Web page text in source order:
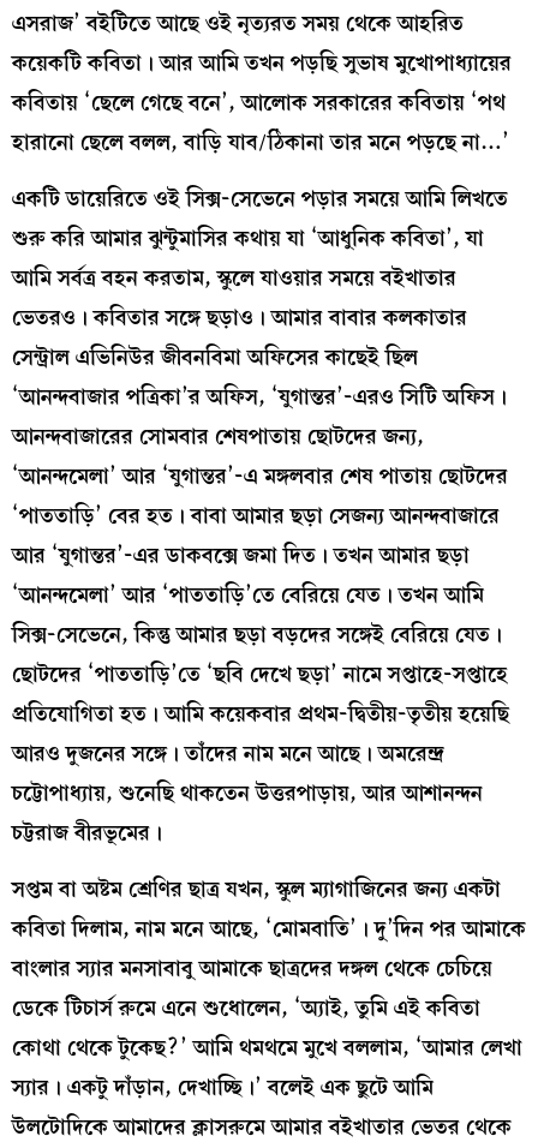
এসরাজ’ বইটিতে আছে ওই নৃত‍্যরত সময় থেকে আহরিত
কয়েকটি কবিতা। আর আমি তখন পড়ছি সুভাষ মুখোপাধ‍্যায়ের
কবিতায় ‘ছেলে গেছে বনে’, আলোক সরকারের কবিতায় ‘পথ
হারানো ছেলে বলল, বাড়ি যাব/ঠিকানা তার মনে পড়ছে না…’
একটি ডায়েরিতে ওই সিক্স-সেভেনে পড়ার সময়ে আমি লিখতে
শুরু করি আমার ঝুন্টুমাসির কথায় যা ‘আধুনিক কবিতা’, যা
আমি সর্বত্র বহন করতাম, স্কুলে যাওয়ার সময়ে বইখাতার
ভেতরও। কবিতার সঙ্গে ছড়াও। আমার বাবার কলকাতার
সেন্ট্রাল এভিনিউর জীবনবিমা অফিসের কাছেই ছিল
‘আনন্দবাজার পত্রিকা’র অফিস, ‘যুগান্তর’-এরও সিটি অফিস।
আনন্দবাজারের সোমবার শেষপাতায় ছোটদের জন‍্য,
‘আনন্দমেলা’ আর ‘যুগান্তর’-এ মঙ্গলবার শেষ পাতায় ছোটদের
‘পাততাড়ি’ বের হত। বাবা আমার ছড়া সেজন‍্য আনন্দবাজারে
আর ‘যুগান্তর’-এর ডাকবক্সে জমা দিত। তখন আমার ছড়া
‘আনন্দমেলা’ আর ‘পাততাড়ি’তে বেরিয়ে যেত। তখন আমি
সিক্স-সেভেনে, কিন্তু আমার ছড়া বড়দের সঙ্গেই বেরিয়ে যেত।
ছোটদের ‘পাততাড়ি’তে ‘ছবি দেখে ছড়া’ নামে সপ্তাহে-সপ্তাহে
প্রতিযোগিতা হত। আমি কয়েকবার প্রথম-দ্বিতীয়-তৃতীয় হয়েছি
আরও দুজনের সঙ্গে। তাঁদের নাম মনে আছে। অমরেন্দ্র
চট্টোপাধ্যায়, শুনেছি থাকতেন উত্তরপাড়ায়, আর আশানন্দন
চট্টরাজ বীরভূমের।
সপ্তম বা অষ্টম শ্রেণির ছাত্র যখন, স্কুল ম‍্যাগাজিনের জন‍্য একটা
কবিতা দিলাম, নাম মনে আছে, ‘মোমবাতি’। দু’দিন পর আমাকে
বাংলার স‍্যার মনসাবাবু আমাকে ছাত্রদের দঙ্গল থেকে চেচিয়ে
ডেকে টিচার্স রুমে এনে শুধোলেন, ‘অ্যাই, তুমি এই কবিতা
কোথা থেকে টুকেছ?’ আমি থমথমে মুখে বললাম, ‘আমার লেখা
স‍্যার। একটু দাঁড়ান, দেখাচ্ছি।’ বলেই এক ছুটে আমি
উলটোদিকে আমাদের ক্লাসরুমে আমার বইখাতার ভেতর থেকে